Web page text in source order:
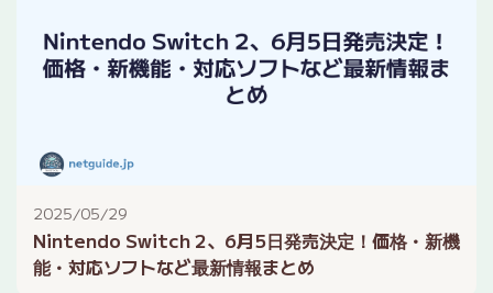
2025/05/29
Nintendo Switch 2、6月5日発売決定！価格・新機
能・対応ソフトなど最新情報まとめ